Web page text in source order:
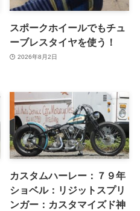
スポークホイールでもチュ
ーブレスタイヤを使う！
2026年8月2日
カスタムハーレー：７９年
ショベル：リジットスプリ
ンガー：カスタマイズド神